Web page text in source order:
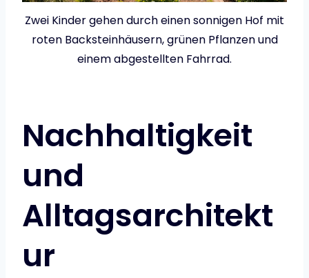
Zwei Kinder gehen durch einen sonnigen Hof mit
roten Backsteinhäusern, grünen Pflanzen und
einem abgestellten Fahrrad.
Nachhaltigkeit
und
Alltagsarchitekt
ur